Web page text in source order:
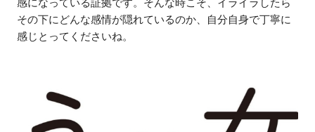
感になっている証拠です。そんな時こそ、イライラしたら
その下にどんな感情が隠れているのか、自分自身で丁寧に
感じとってくださいね。